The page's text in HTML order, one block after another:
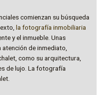
comienzan su búsqueda
la fotografía inmobiliaria
y el inmueble. Unas
de inmediato,
como su arquitectura,
de lujo. La fotografía